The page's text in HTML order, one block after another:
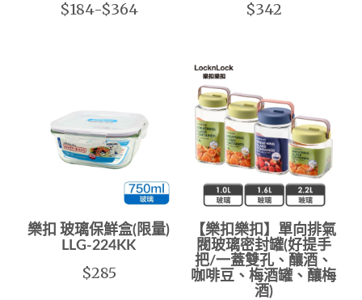
$184-$364 $342
樂扣 玻璃保鮮盒(限量)
LLG-224KK
$285
【樂扣樂扣】單向排氣
閥玻璃密封罐(好提手
把/一蓋雙孔、釀酒、
咖啡豆、梅酒罐、釀梅
酒)